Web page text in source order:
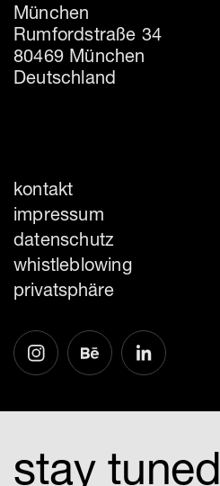
München
Rumfordstraße 34
80469 München
Deutschland
kontakt
impressum
datenschutz
whistleblowing
privatsphäre
stay tuned